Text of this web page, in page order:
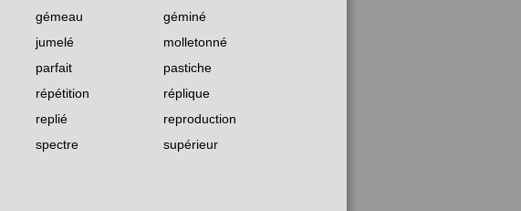
gémeau
géminé
jumelé
molletonné
parfait
pastiche
répétition
réplique
replié
reproduction
spectre
supérieur